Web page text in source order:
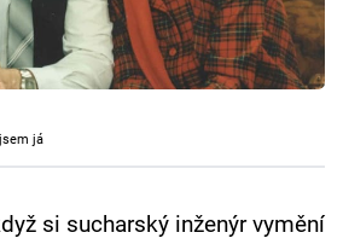
já
si sucharský inženýr vymění